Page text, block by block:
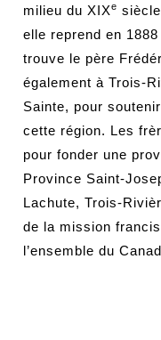
milieu du XIXe
elle reprend en
trouve le père
également à Trois-
Sainte, pour
cette région. Les
pour fonder une
Province Saint-
Lachute, Trois-
de la mission
l’ensemble du